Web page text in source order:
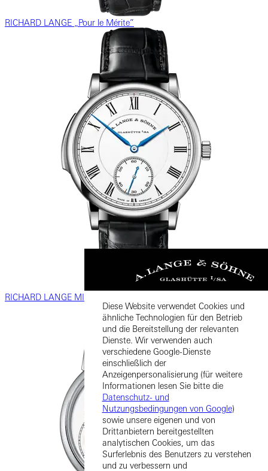
RICHARD LANGE „Pour le Mérite”
RICHARD LANGE MINUTENREPETITION
Diese Website verwendet Cookies und
ähnliche Technologien für den Betrieb
und die Bereitstellung der relevanten
Dienste. Wir verwenden auch
verschiedene Google-Dienste
einschließlich der
Anzeigenpersonalisierung (für weitere
Informationen lesen Sie bitte die
Datenschutz- und
Nutzungsbedingungen von Google)
sowie unsere eigenen und von
Drittanbietern bereitgestellten
analytischen Cookies, um das
Surferlebnis des Benutzers zu verstehen
und zu verbessern und